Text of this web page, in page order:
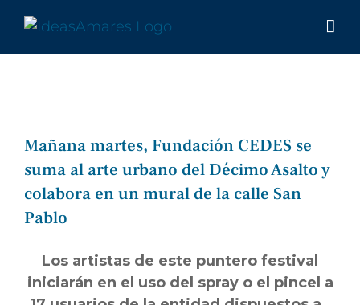
contenido
Mañana martes, Fundación CEDES se
suma al arte urbano del Décimo Asalto y
colabora en un mural de la calle San
Pablo
Los artistas de este puntero festival
iniciarán en el uso del spray o el pincel a